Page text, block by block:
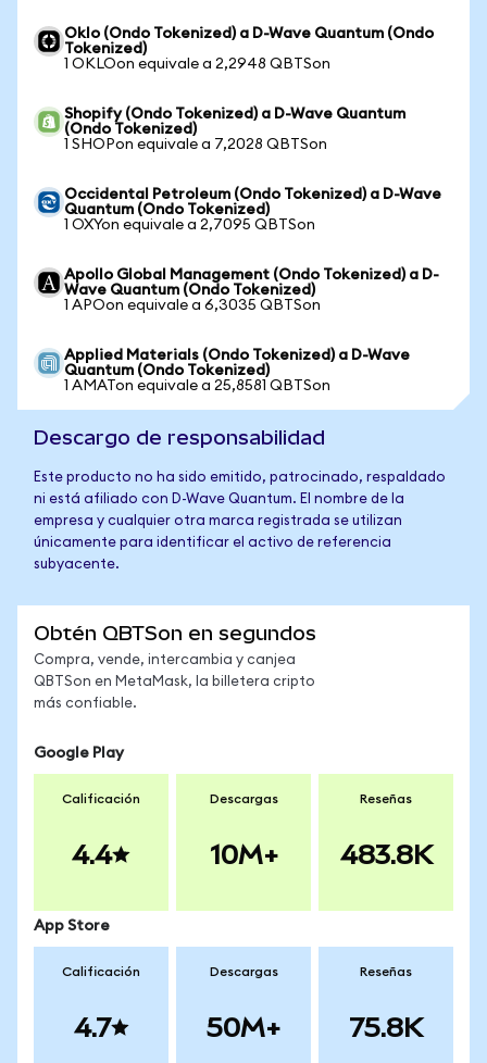
Oklo (Ondo Tokenized) a D-Wave Quantum (Ondo
Tokenized)
1 OKLOon equivale a 2,2948 QBTSon
Shopify (Ondo Tokenized) a D-Wave Quantum
(Ondo Tokenized)
1 SHOPon equivale a 7,2028 QBTSon
Occidental Petroleum (Ondo Tokenized) a D-Wave
Quantum (Ondo Tokenized)
1 OXYon equivale a 2,7095 QBTSon
Apollo Global Management (Ondo Tokenized) a D-
Wave Quantum (Ondo Tokenized)
1 APOon equivale a 6,3035 QBTSon
Applied Materials (Ondo Tokenized) a D-Wave
Quantum (Ondo Tokenized)
1 AMATon equivale a 25,8581 QBTSon
Descargo de responsabilidad
Este producto no ha sido emitido, patrocinado, respaldado
ni está afiliado con D-Wave Quantum. El nombre de la
empresa y cualquier otra marca registrada se utilizan
únicamente para identificar el activo de referencia
subyacente.
Obtén QBTSon en segundos
Compra, vende, intercambia y canjea
QBTSon en MetaMask, la billetera cripto
más confiable.
Google Play
Calificación
4.4
Descargas
10M+
Reseñas
483.8K
App Store
Calificación
4.7
Descargas
50M+
Reseñas
75.8K